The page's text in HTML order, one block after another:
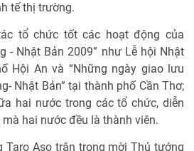
tế thị trường.
tổ chức tốt các hoạt động của
- Nhật Bản 2009” như Lễ hội Nhật
Hội An và “Những ngày giao lưu
Nhật Bản” tại thành phố Cần Thơ;
hai nước trong các tổ chức, diễn
hai nước đều là thành viên.
Taro Aso trân trọng mời Thủ tướng